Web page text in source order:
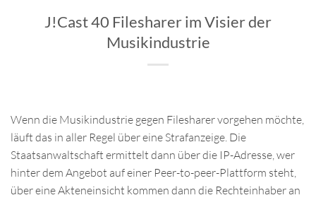
J!Cast 40 Filesharer im Visier der
Musikindustrie
Wenn die Musikindustrie gegen Filesharer vorgehen möchte,
läuft das in aller Regel über eine Strafanzeige. Die
Staatsanwaltschaft ermittelt dann über die IP-Adresse, wer
hinter dem Angebot auf einer Peer-to-peer-Plattform steht,
über eine Akteneinsicht kommen dann die Rechteinhaber an